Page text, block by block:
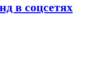
в соцсетях